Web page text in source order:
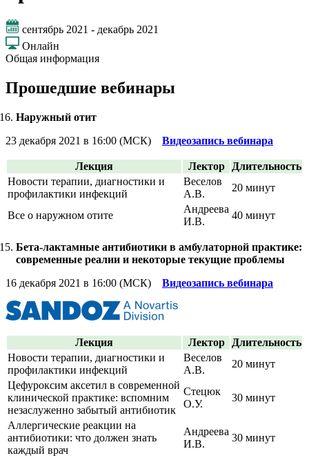
сентябрь 2021 - декабрь 2021
Онлайн
Общая информация
Прошедшие вебинары
Наружный отит
23 декабря 2021 в 16:00 (МСК) Видеозапись вебинара
Лекция Лектор
Длительность
Новости терапии, диагностики и
профилактики инфекций
Веселов
А.В.
20 минут
Все о наружном отите
Андреева
И.В.
40 минут
Бета-лактамные антибиотики в амбулаторной практике:
современные реалии и некоторые текущие проблемы
16 декабря 2021 в 16:00 (МСК) Видеозапись вебинара
Лекция Лектор
Длительность
Новости терапии, диагностики и
профилактики инфекций
Веселов
А.В.
20 минут
Цефуроксим аксетил в современной
клинической практике: вспомним
незаслуженно забытый антибиотик
Стецюк
О.У.
30 минут
Аллергические реакции на
антибиотики: что должен знать
каждый врач
Андреева
И.В.
30 минут